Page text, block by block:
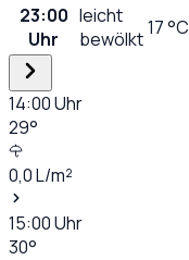
23:00
Uhr
leicht
bewölkt17°C
14:00Uhr
29°
0,0L/m²
15:00Uhr
30°